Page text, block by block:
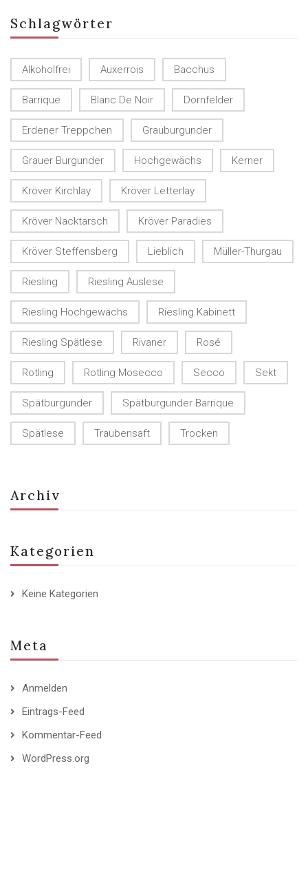
Schlagwörter
Alkoholfrei Auxerrois Bacchus
Barrique Blanc De Noir Dornfelder
Erdener Treppchen Grauburgunder
Grauer Burgunder Hochgewächs Kerner
Kröver Kirchlay Kröver Letterlay
Kröver Nacktarsch Kröver Paradies
Kröver Steffensberg Lieblich Müller-Thurgau
Riesling Riesling Auslese
Riesling Hochgewächs Riesling Kabinett
Riesling Spätlese Rivaner Rosé
Rotling Rotling Mosecco Secco Sekt
Spätburgunder Spätburgunder Barrique
Spätlese Traubensaft Trocken
Archiv
Kategorien
Keine Kategorien
Meta
Anmelden
Eintrags-Feed
Kommentar-Feed
WordPress.org